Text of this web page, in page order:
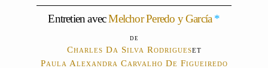
Entretien avecMelchor Peredo y García *
Charles Da Silva Rodrigueset
Paula Alexandra Carvalho De Figueiredo